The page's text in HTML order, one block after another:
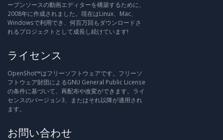
ープンソースの動画エディターを構築するために、
2008年に作成されました。現在はLinux、Mac、
Windowsで利用でき、何百万回もダウンロードさ
れるプロジェクトとして成長し続けています!
ライセンス
OpenShot™はフリーソフトウェアです。フリーソ
フトウェア財団によるGNU General Public License
の条件に基づいて、再配布や改変ができます。ライ
センスのバージョン3、またはそれ以降が適用され
ます。
お問い合わせ